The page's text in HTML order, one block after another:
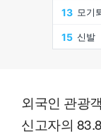
외국인 관광
신고자의